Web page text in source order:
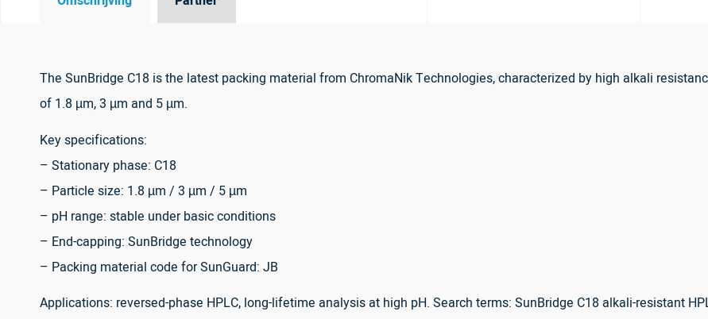
The SunBridge C18 is the latest packing material from ChromaNik Technologies, characterized by high alkali
of 1.8 µm, 3 µm and 5 µm.
Key specifications:
– Stationary phase: C18
– Particle size: 1.8 µm / 3 µm / 5 µm
– pH range: stable under basic conditions
– End-capping: SunBridge technology
– Packing material code for SunGuard: JB
Applications: reversed-phase HPLC, long-lifetime analysis at high pH. Search terms: SunBridge C18 alkali-resistant